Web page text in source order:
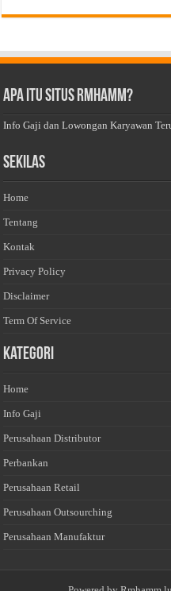
Apa Itu Situs Rmhamm?
Info Gaji dan Lowongan Karyawan
Sekilas
Home
Tentang
Kontak
Privacy Policy
Disclaimer
Term Of Service
Kategori
Home
Info Gaji
Perusahaan Distributor
Perbankan
Perusahaan Retail
Perusahaan Outsourching
Perusahaan Manufaktur